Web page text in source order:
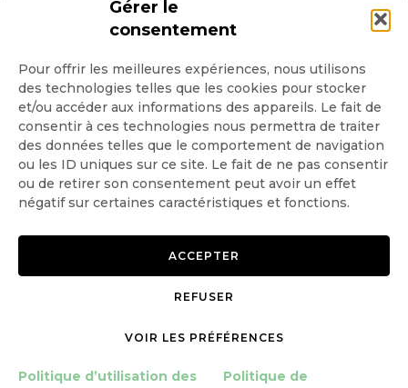
Gérer le
consentement
Pour offrir les meilleures expériences, nous utilisons
des technologies telles que les cookies pour stocker
et/ou accéder aux informations des appareils. Le fait de
consentir à ces technologies nous permettra de traiter
des données telles que le comportement de navigation
ou les ID uniques sur ce site. Le fait de ne pas consentir
ou de retirer son consentement peut avoir un effet
négatif sur certaines caractéristiques et fonctions.
ACCEPTER
REFUSER
VOIR LES PRÉFÉRENCES
Politique d’utilisation des
Politique de
Quotidienne
Hebdo
OK
Politique de confidentialité